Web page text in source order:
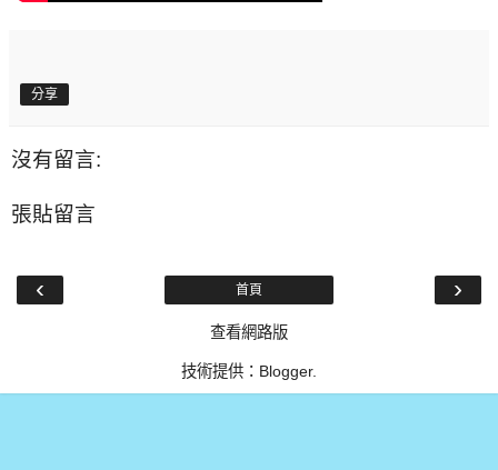
分享
沒有留言:
張貼留言
‹ ›
首頁
查看網路版
技術提供： Blogger.